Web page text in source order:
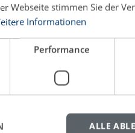
durch zwei ausgewählte
Webseite stimmen Sie der
Informationen
Performance
ALLE